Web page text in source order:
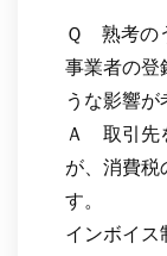
Ｑ 熟考の
事業者の登
うな影響が
Ａ 取引先
が、消費税
す。
インボイス